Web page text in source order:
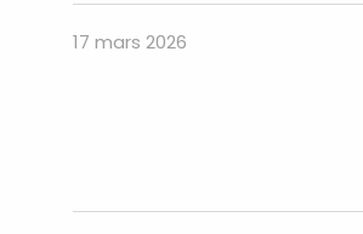
17 mars 2026